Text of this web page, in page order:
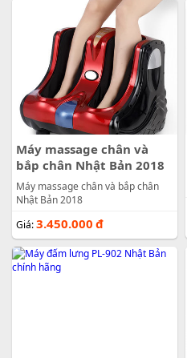
Máy massage chân và
bắp chân Nhật Bản 2018
Máy massage chân và bắp chân
Nhật Bản 2018
Giá:3.450.000 đ